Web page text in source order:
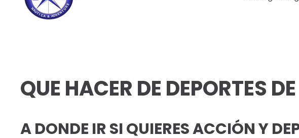
QUE HACER DE DEPORTES
A DONDE IR SI QUIERES ACCIÓN Y